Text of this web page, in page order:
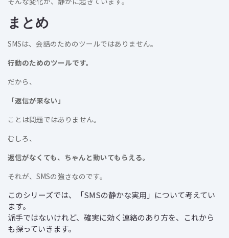
まとめ
SMSは、会話のためのツールではありません。
行動のためのツールです。
だから、
「返信が来ない」
ことは問題ではありません。
むしろ、
返信がなくても、ちゃんと動いてもらえる。
それが、SMSの強さなのです。
このシリーズでは、「SMSの静かな実用」について考えてい
ます。
派手ではないけれど、確実に効く連絡のあり方を、これから
も探っていきます。